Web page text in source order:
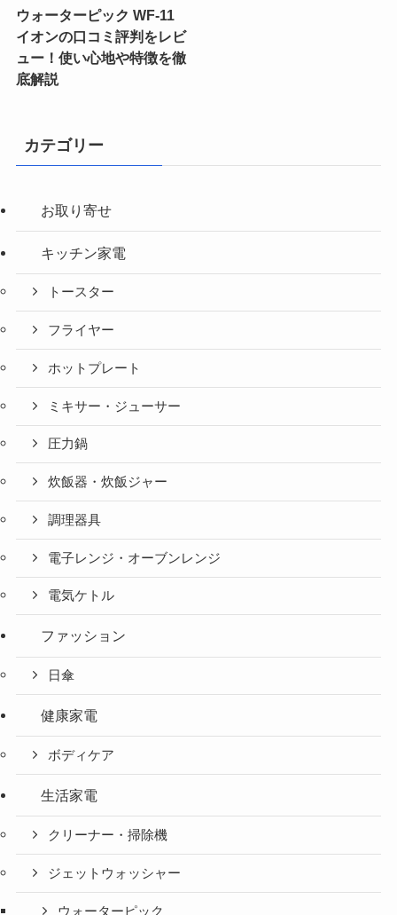
ウォーターピック WF-11
イオンの口コミ評判をレビ
ュー！使い心地や特徴を徹
底解説
カテゴリー
お取り寄せ
キッチン家電
トースター
フライヤー
ホットプレート
ミキサー・ジューサー
圧力鍋
炊飯器・炊飯ジャー
調理器具
電子レンジ・オーブンレンジ
電気ケトル
ファッション
日傘
健康家電
ボディケア
生活家電
クリーナー・掃除機
ジェットウォッシャー
ウォーターピック